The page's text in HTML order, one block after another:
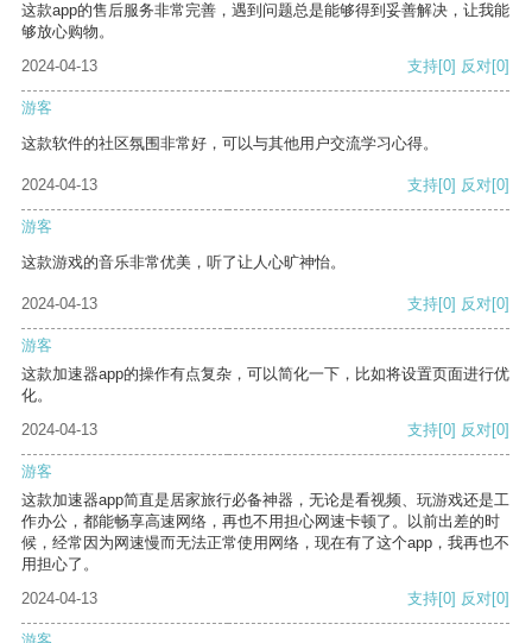
这款app的售后服务非常完善，遇到问题总是能够得到妥善解决，让我能
够放心购物。
2024-04-13
支持[0] 反对[0]
游客
这款软件的社区氛围非常好，可以与其他用户交流学习心得。
2024-04-13 支持[0] 反对[0]
游客
这款游戏的音乐非常优美，听了让人心旷神怡。
2024-04-13 支持[0] 反对[0]
游客
这款加速器app的操作有点复杂，可以简化一下，比如将设置页面进行优
化。
2024-04-13
支持[0] 反对[0]
游客
这款加速器app简直是居家旅行必备神器，无论是看视频、玩游戏还是工
作办公，都能畅享高速网络，再也不用担心网速卡顿了。以前出差的时
候，经常因为网速慢而无法正常使用网络，现在有了这个app，我再也不
用担心了。
2024-04-13
支持[0] 反对[0]